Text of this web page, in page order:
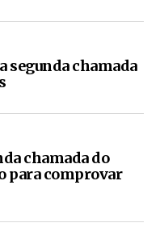
segunda chamada
chamada do
para comprovar